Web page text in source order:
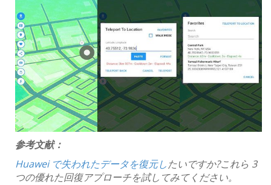
参考文献：
Huawei で失われたデータを復元したいですか?これら 3
つの優れた回復アプローチを試してみてください。